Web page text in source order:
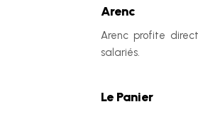
Arenc
Arenc profite
salariés.
Le Panier